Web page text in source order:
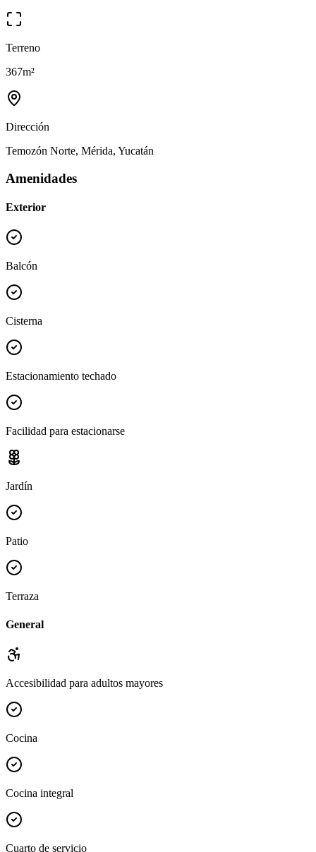
Terreno
367m²
Dirección
Temozón Norte, Mérida, Yucatán
Amenidades
Exterior
Balcón
Cisterna
Estacionamiento techado
Facilidad para estacionarse
Jardín
Patio
Terraza
General
Accesibilidad para adultos mayores
Cocina
Cocina integral
Cuarto de servicio